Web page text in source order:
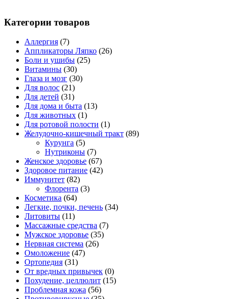
Категории товаров
Аллергия (7)
Аппликаторы Ляпко (26)
Боли и ушибы (25)
Витамины (30)
Глаза и мозг (30)
Для волос (21)
Для детей (31)
Для дома и быта (13)
Для животных (1)
Для ротовой полости (1)
Желудочно-кишечный тракт (89)
Курунга (5)
Нутриконы (7)
Женское здоровье (67)
Здоровое питание (42)
Иммунитет (82)
Флорента (3)
Косметика (64)
Легкие, почки, печень (34)
Литовиты (11)
Массажные средства (7)
Мужское здоровье (35)
Нервная система (26)
Омоложение (47)
Ортопедия (31)
От вредных привычек (0)
Похудение, целлюлит (15)
Проблемная кожа (56)